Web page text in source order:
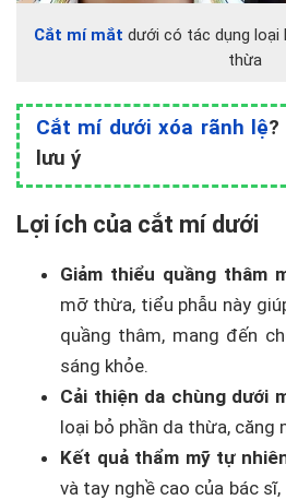
Cắt mí mắt dưới có tác dụng loại
thừa
Cắt mí dưới xóa rãnh lệ
lưu ý
Lợi ích của cắt mí dưới
Giảm thiểu quầng thâm
mỡ thừa, tiểu phẫu này
quầng thâm, mang đến
sáng khỏe.
Cải thiện da chùng dưới
loại bỏ phần da thừa, căng
Kết quả thẩm mỹ tự
và tay nghề cao của bác